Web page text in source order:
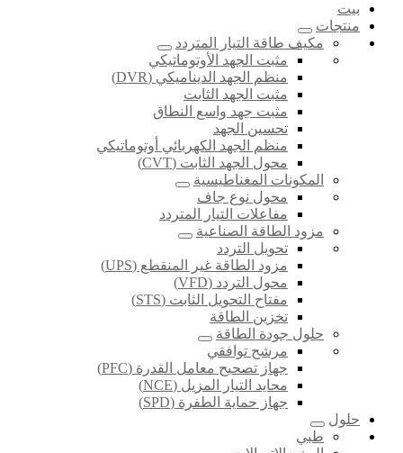
بيت
منتجات
مكيف طاقة التيار المتردد
مثبت الجهد الأوتوماتيكي
منظم الجهد الديناميكي (DVR)
مثبت الجهد الثابت
مثبت جهد واسع النطاق
تحسين الجهد
منظم الجهد الكهربائي أوتوماتيكي
محول الجهد الثابت (CVT)
المكونات المغناطيسية
محول نوع جاف
مفاعلات التيار المتردد
مزود الطاقة الصناعية
تحويل التردد
مزود الطاقة غير المنقطع (UPS)
محول التردد (VFD)
مفتاح التحويل الثابت (STS)
تخزين الطاقة
حلول جودة الطاقة
مرشح توافقي
جهاز تصحيح معامل القدرة (PFC)
محايد التيار المزيل (NCE)
جهاز حماية الطفرة (SPD)
حلول
طبي